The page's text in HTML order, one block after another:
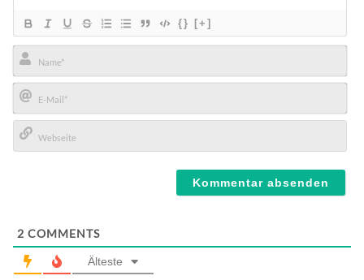
{} [+]
Name*
E-
Mail*
2 COMMENTS
Älteste